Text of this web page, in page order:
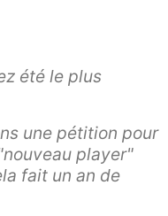
été le plus
une pétition pour
player"
fait un an de